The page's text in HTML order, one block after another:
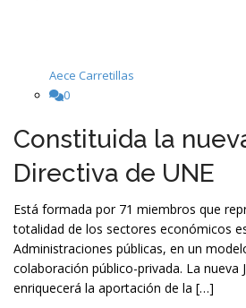
Aece Carretillas
0
Constituida la
Directiva de UNE
Está formada por 71 miembros que
totalidad de los sectores económicos
Administraciones públicas, en un
colaboración público-privada. La nueva
enriquecerá la aportación de la […]